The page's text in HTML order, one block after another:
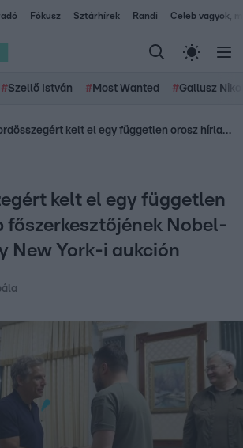
Fókusz Sztárhírek Randi Celeb vagyok,
#Szellő István # Most Wanted #Gallusz
Rekordösszegért kelt el egy független orosz hírlap főszerkesztőjének Nobel-békedíja egy New York-i aukción
kelt el egy független
főszerkesztőjének Nobel-
New York-i aukción